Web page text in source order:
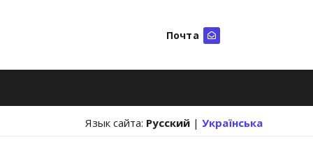
Почта
Язык сайта: Русский | Українська